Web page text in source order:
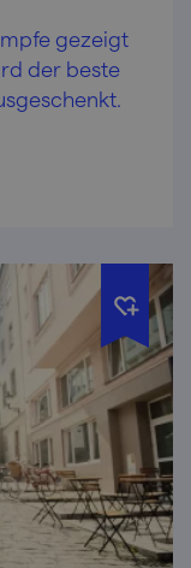
gezeigt
der beste